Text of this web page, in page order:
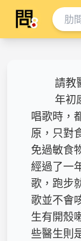
請教
年初
唱歌時，
原，只對
免過敏食
經過了一
歌，跑步
歌並不會
生有開殼
些醫生則